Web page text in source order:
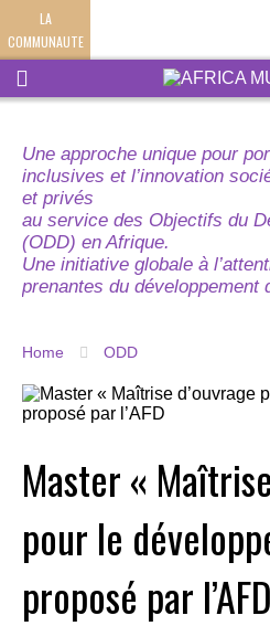
LA
COMMUNAUTE
Une approche unique pour
inclusives et l’innovation
et privés
au service des Objectifs du
(ODD) en Afrique.
Une initiative globale à
prenantes du développement
Home ODD
Master «
pour le
proposé par l’AFD